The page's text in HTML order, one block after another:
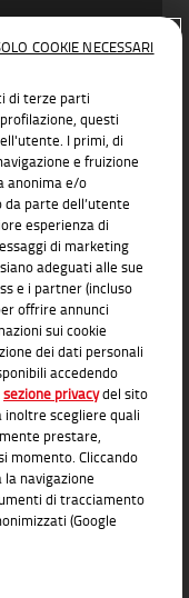
con
di Siena; P.I. Gruppo IVA
Dati Societari- Messaggio
contrattuali si rimanda ai
Banca S.p.A. o presso
in qualità di intermediari del
L'elenco delle Filiali e
di terze parti
questi
I primi, di
e fruizione
anonima e/o
parte dell’utente
esperienza di
di marketing
adeguati alle sue
e i partner (incluso
offrire annunci
sui cookie
dei dati personali
accedendo
sezione privacydel sito
inoltre scegliere quali
prestare,
momento. Cliccando
la navigazione
di tracciamento
(Google
COOKIE NECESSARI